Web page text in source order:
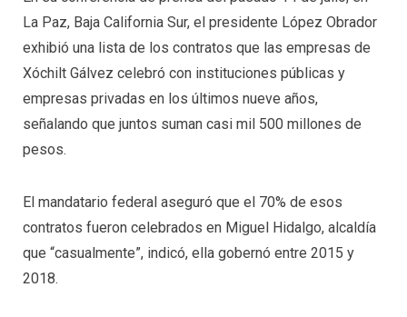
La Paz, Baja California Sur, el presidente López Obrador
exhibió una lista de los contratos que las empresas de
Xóchilt Gálvez celebró con instituciones públicas y
empresas privadas en los últimos nueve años,
señalando que juntos suman casi mil 500 millones de
pesos.
El mandatario federal aseguró que el 70% de esos
contratos fueron celebrados en Miguel Hidalgo, alcaldía
que “casualmente”, indicó, ella gobernó entre 2015 y
2018.